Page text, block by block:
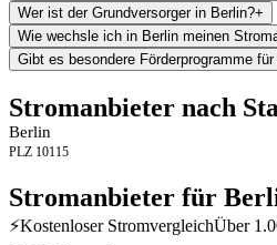
Wer ist der Grundversorger in Berlin?+
Wie wechsle ich in Berlin meinen
Gibt es besondere Förderprogramme
Stromanbieter nach
Berlin
PLZ 10115
Stromanbieter für
⚡Kostenloser StromvergleichÜber